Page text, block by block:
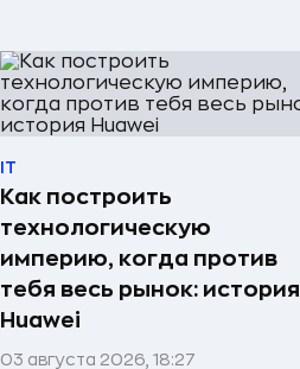
IT
Как построить
технологическую
империю, когда против
тебя весь рынок: история
Huawei
03 августа 2026, 18:27